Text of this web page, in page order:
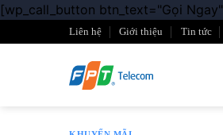
[wp_call_button btn_text="Gọi
Liên hệ Giới thiệu Tin tức